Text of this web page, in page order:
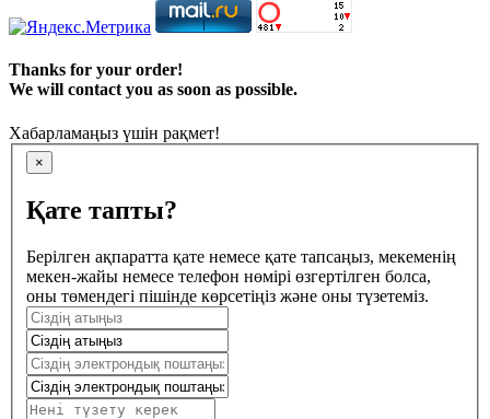
Thanks for your order!
We will contact you as soon as possible.
Хабарламаңыз үшін рақмет!
×
Қате тапты?
Берілген ақпаратта қате немесе қате тапсаңыз, мекеменің
мекен-жайы немесе телефон нөмірі өзгертілген болса,
оны төмендегі пішінде көрсетіңіз және оны түзетеміз.